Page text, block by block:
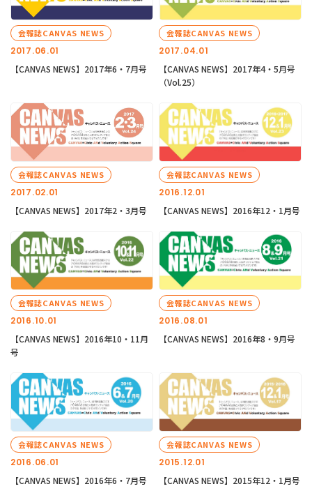
2017.06.01
会報誌CANVAS NEWS
【CANVAS NEWS】2017年6・7月号
2017.04.01
会報誌CANVAS NEWS
【CANVAS NEWS】2017年4・5月号
（Vol.25）
2017.02.01
会報誌CANVAS NEWS
【CANVAS NEWS】2017年2・3月号
2016.12.01
会報誌CANVAS NEWS
【CANVAS NEWS】2016年12・1月号
2016.10.01
会報誌CANVAS NEWS
【CANVAS NEWS】2016年10・11月
号
2016.08.01
会報誌CANVAS NEWS
【CANVAS NEWS】2016年8・9月号
2016.06.01
会報誌CANVAS NEWS
【CANVAS NEWS】2016年6・7月号
2015.12.01
会報誌CANVAS NEWS
【CANVAS NEWS】2015年12・1月号